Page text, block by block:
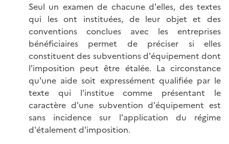
Seul un examen de chacune d'elles, des textes
qui les ont instituées, de leur objet et des
conventions conclues avec les entreprises
bénéficiaires permet de préciser si elles
constituent des subventions d'équipement dont
l'imposition peut être étalée. La circonstance
qu'une aide soit expressément qualifiée par le
texte qui l'institue comme présentant le
caractère d'une subvention d'équipement est
sans incidence sur l'application du régime
d'étalement d'imposition.